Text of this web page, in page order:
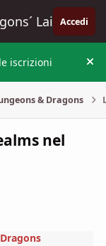
Lair Accedi
iscrizioni
& Dragons
nel